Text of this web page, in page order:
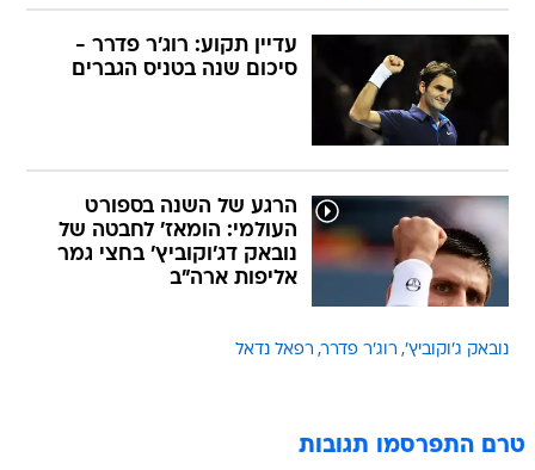
עדיין תקוע: רוג'ר פדרר -
סיכום שנה בטניס הגברים
הרגע של השנה בספורט
העולמי: הומאז' לחבטה של
נובאק דג'וקוביץ' בחצי גמר
אליפות ארה"ב
נובאק ג'וקוביץ' רוג'ר פדרר רפאל נדאל
טרם התפרסמו תגובות